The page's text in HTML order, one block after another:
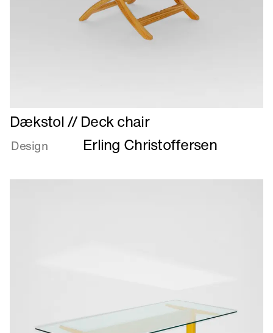
Læs
mere
om
Dækstol // Deck chair
Design Erling Christoffersen